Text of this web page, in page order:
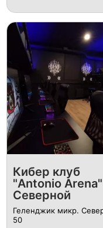
Кибер клуб
"Antonio
Северной
Геленджик микр.
50